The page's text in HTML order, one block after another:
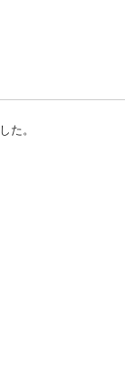
た。